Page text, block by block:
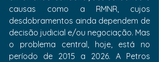
causas como a RMNR, cujos
desdobramentos ainda dependem de
decisão judicial e/ou negociação. Mas
o problema central, hoje, está no
período de 2015 a 2026. A Petros